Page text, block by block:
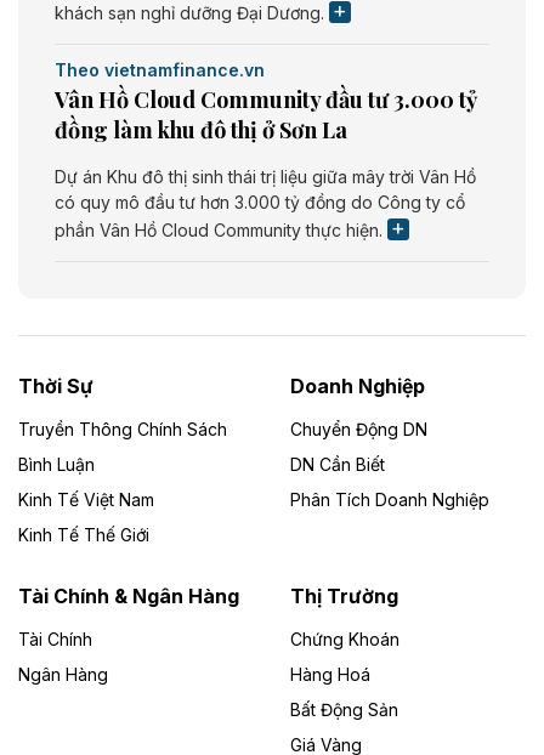
khách sạn nghỉ dưỡng Đại Dương.
Theo vietnamfinance.vn
Vân Hồ Cloud Community đầu tư 3.000 tỷ
đồng làm khu đô thị ở Sơn La
Dự án Khu đô thị sinh thái trị liệu giữa mây trời Vân Hồ
có quy mô đầu tư hơn 3.000 tỷ đồng do Công ty cổ
phần Vân Hồ Cloud Community thực hiện.
Dự án Nhà máy xử lý rác và phát điện Bắc Giang do
Công ty TNHH Năng lượng môi trường Bắc Giang làm
Theo vietnamfinance.vn
Đức Long Gia Lai mở rộng ‘hệ sinh thái’
Lai
Bốn doanh nghiệp có sự góp vốn của Công ty Cổ
phần Tập đoàn Đức Long Gia Lai (HoSE: DLG) được
Gia Lai với tổng vốn hơn 4.750 tỷ đồng.
Thời Sự
Truyền Thông Chính Sách
Bình Luận
Kinh Tế Việt Nam
Kinh Tế Thế Giới
Doanh Nghiệp
Chuyển Động DN
DN Cần Biết
Phân Tích Doanh Nghiệp
Tài Chính & Ngân Hàng
Tài Chính
Ngân Hàng
Thị Trường
Chứng Khoán
Hàng Hoá
Bất Động Sản
Giá Vàng